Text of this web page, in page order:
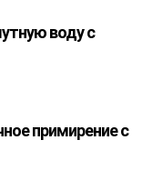
воду с
примирение с